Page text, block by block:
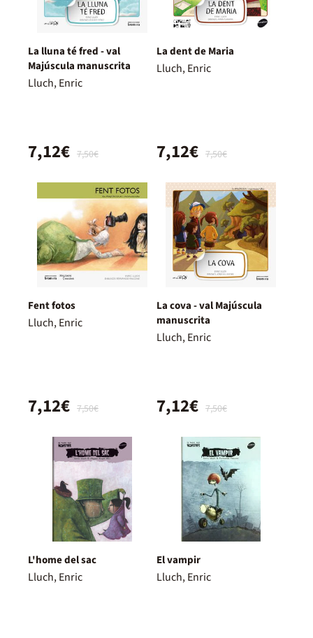
La lluna té fred - val
Majúscula manuscrita
Lluch, Enric
7,50€
7,12€
La dent de Maria
Lluch, Enric
7,50€
7,12€
Fent fotos
Lluch, Enric
7,50€
7,12€
La cova - val Majúscula
manuscrita
Lluch, Enric
7,50€
7,12€
L'home del sac
Lluch, Enric
El vampir
Lluch, Enric